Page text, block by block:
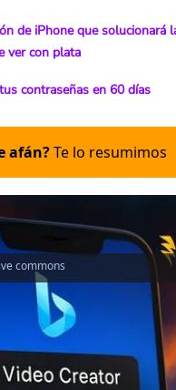
de iPhone que solucionará
ver con plata
contraseñas en 60 días
afán?Te lo resumimos
commons